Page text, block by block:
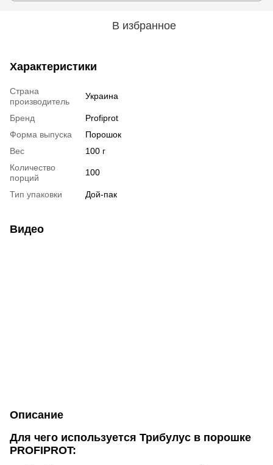
В избранное
Характеристики
Страна
производитель
Украина
Бренд
Profiprot
Форма выпуска
Порошок
Вес
100 г
Количество
порций
100
Тип упаковки Дой-пак
Видео
Описание
Для чего используется Трибулус в порошке
PROFIPROT: